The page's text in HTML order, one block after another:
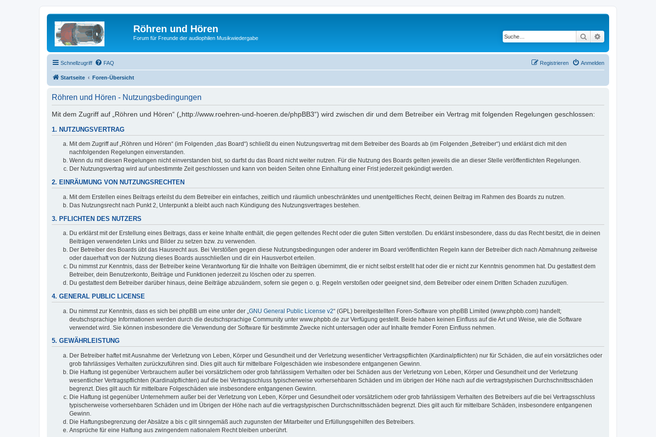
Röhren und Hören
Forum für Freunde der audiophilen Musikwiedergabe Suche
Schnellzugriff FAQ Anmelden
Registrieren
Startseite Foren-Übersicht
Röhren und Hören - Nutzungsbedingungen
Mit dem Zugriff auf „Röhren und Hören“ („http://www.roehren-und-hoeren.de/phpBB3“) wird zwischen dir und dem Betreiber ein Vertrag mit folgenden Regelungen geschlossen:
1. NUTZUNGSVERTRAG
Mit dem Zugriff auf „Röhren und Hören“ (im Folgenden „das Board“) schließt du einen Nutzungsvertrag mit dem Betreiber des Boards ab (im Folgenden „Betreiber“) und erklärst dich mit den
nachfolgenden Regelungen einverstanden.
Wenn du mit diesen Regelungen nicht einverstanden bist, so darfst du das Board nicht weiter nutzen. Für die Nutzung des Boards gelten jeweils die an dieser Stelle veröffentlichten Regelungen.
Der Nutzungsvertrag wird auf unbestimmte Zeit geschlossen und kann von beiden Seiten ohne Einhaltung einer Frist jederzeit gekündigt werden.
2. EINRÄUMUNG VON NUTZUNGSRECHTEN
Mit dem Erstellen eines Beitrags erteilst du dem Betreiber ein einfaches, zeitlich und räumlich unbeschränktes und unentgeltliches Recht, deinen Beitrag im Rahmen des Boards zu nutzen.
Das Nutzungsrecht nach Punkt 2, Unterpunkt a bleibt auch nach Kündigung des Nutzungsvertrages bestehen.
3. PFLICHTEN DES NUTZERS
Du erklärst mit der Erstellung eines Beitrags, dass er keine Inhalte enthält, die gegen geltendes Recht oder die guten Sitten verstoßen. Du erklärst insbesondere, dass du das Recht besitzt, die in deinen
Beiträgen verwendeten Links und Bilder zu setzen bzw. zu verwenden.
Der Betreiber des Boards übt das Hausrecht aus. Bei Verstößen gegen diese Nutzungsbedingungen oder anderer im Board veröffentlichten Regeln kann der Betreiber dich nach Abmahnung zeitweise
oder dauerhaft von der Nutzung dieses Boards ausschließen und dir ein Hausverbot erteilen.
Du nimmst zur Kenntnis, dass der Betreiber keine Verantwortung für die Inhalte von Beiträgen übernimmt, die er nicht selbst erstellt hat oder die er nicht zur Kenntnis genommen hat. Du gestattest dem
Betreiber, dein Benutzerkonto, Beiträge und Funktionen jederzeit zu löschen oder zu sperren.
Du gestattest dem Betreiber darüber hinaus, deine Beiträge abzuändern, sofern sie gegen o. g. Regeln verstoßen oder geeignet sind, dem Betreiber oder einem Dritten Schaden zuzufügen.
4. GENERAL PUBLIC LICENSE
Du nimmst zur Kenntnis, dass es sich bei phpBB um eine unter der „ GNU General Public License v2“ (GPL) bereitgestellten Foren-Software von phpBB Limited (www.phpbb.com) handelt;
deutschsprachige Informationen werden durch die deutschsprachige Community unter www.phpbb.de zur Verfügung gestellt. Beide haben keinen Einfluss auf die Art und Weise, wie die Software
verwendet wird. Sie können insbesondere die Verwendung der Software für bestimmte Zwecke nicht untersagen oder auf Inhalte fremder Foren Einfluss nehmen.
5. GEWÄHRLEISTUNG
Der Betreiber haftet mit Ausnahme der Verletzung von Leben, Körper und Gesundheit und der Verletzung wesentlicher Vertragspflichten (Kardinalpflichten) nur für Schäden, die auf ein vorsätzliches oder
grob fahrlässiges Verhalten zurückzuführen sind. Dies gilt auch für mittelbare Folgeschäden wie insbesondere entgangenen Gewinn.
Die Haftung ist gegenüber Verbrauchern außer bei vorsätzlichem oder grob fahrlässigem Verhalten oder bei Schäden aus der Verletzung von Leben, Körper und Gesundheit und der Verletzung
wesentlicher Vertragspflichten (Kardinalpflichten) auf die bei Vertragsschluss typischerweise vorhersehbaren Schäden und im übrigen der Höhe nach auf die vertragstypischen Durchschnittsschäden
begrenzt. Dies gilt auch für mittelbare Folgeschäden wie insbesondere entgangenen Gewinn.
Die Haftung ist gegenüber Unternehmern außer bei der Verletzung von Leben, Körper und Gesundheit oder vorsätzlichem oder grob fahrlässigem Verhalten des Betreibers auf die bei Vertragsschluss
typischerweise vorhersehbaren Schäden und im Übrigen der Höhe nach auf die vertragstypischen Durchschnittsschäden begrenzt. Dies gilt auch für mittelbare Schäden, insbesondere entgangenen
Gewinn.
Die Haftungsbegrenzung der Absätze a bis c gilt sinngemäß auch zugunsten der Mitarbeiter und Erfüllungsgehilfen des Betreibers.
Ansprüche für eine Haftung aus zwingendem nationalem Recht bleiben unberührt.